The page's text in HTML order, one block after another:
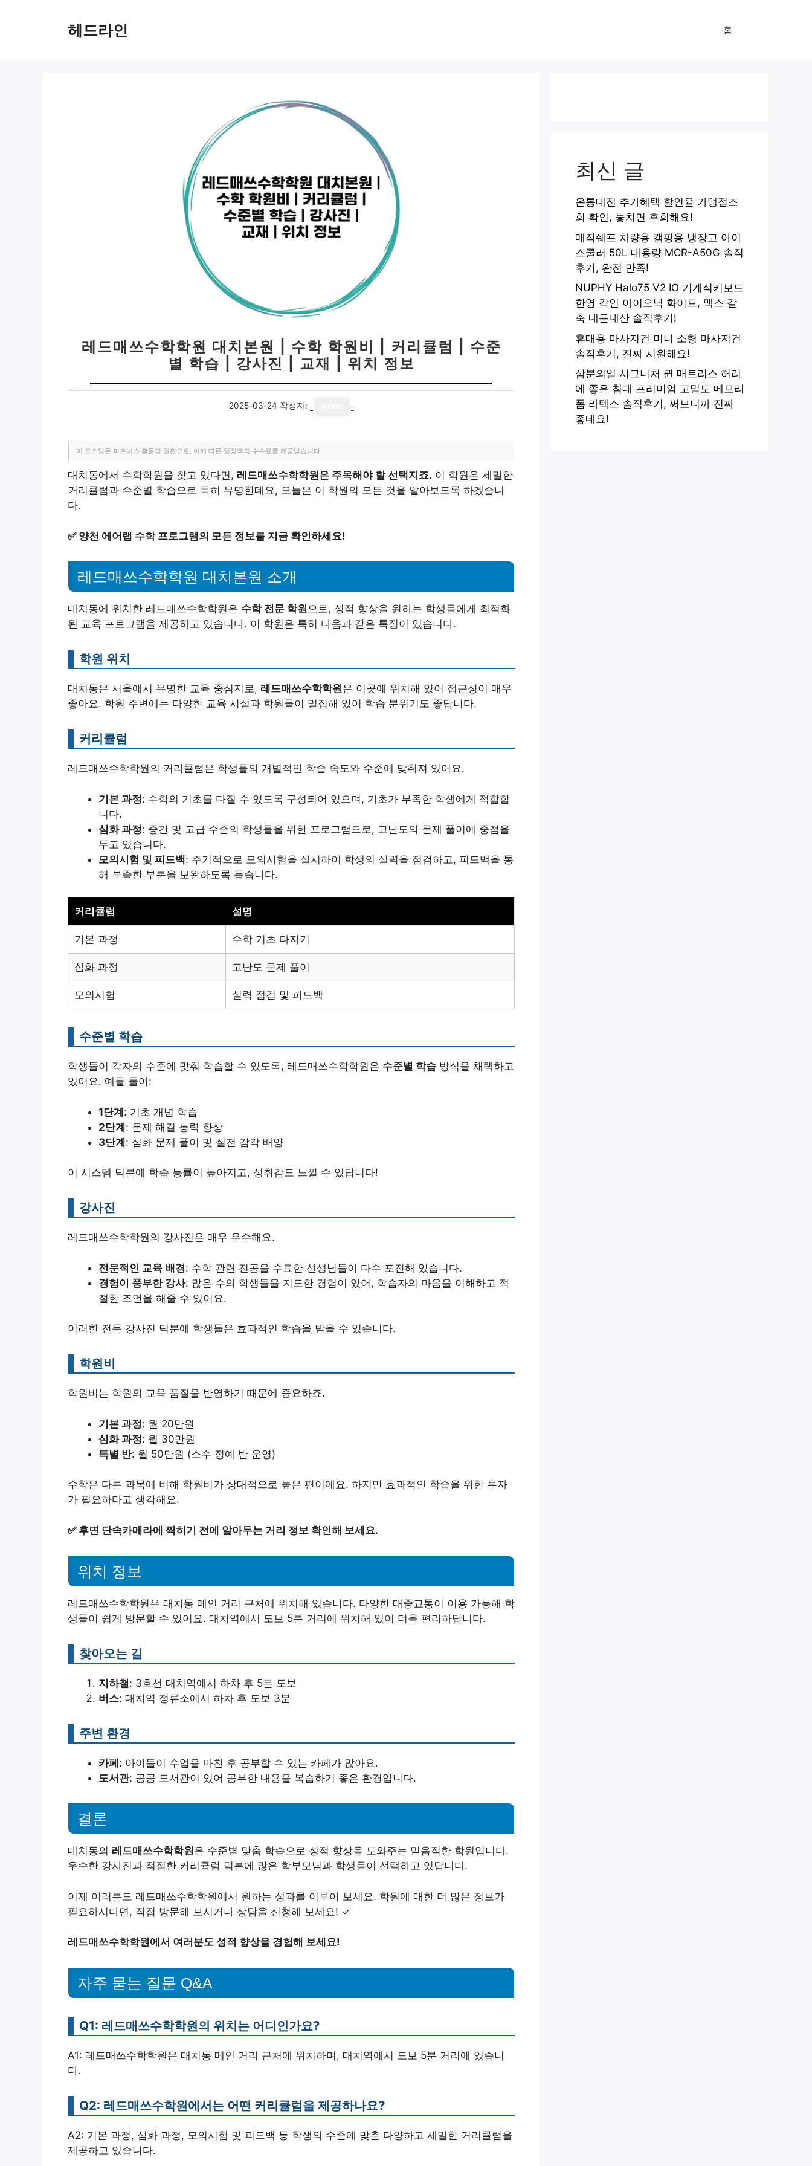
헤드라인 홈
레드매쓰수학학원 대치본원 | 수학 학원비 | 커리큘럼 | 수준
별 학습 | 강사진 | 교재 | 위치 정보
2025-03-24 작성자:
이 포스팅은 파트너스 활동의 일환으로, 이에 따른 일정액의 수수료를 제공받습니다.
대치동에서 수학학원을 찾고 있다면, 레드매쓰수학학원은 주목해야 할 선택지죠. 이 학원은 세밀한
커리큘럼과 수준별 학습으로 특히 유명한데요, 오늘은 이 학원의 모든 것을 알아보도록 하겠습니
다.
✅ 양천 에어랩 수학 프로그램의 모든 정보를 지금 확인하세요!
레드매쓰수학학원 대치본원 소개
대치동에 위치한 레드매쓰수학학원은 수학 전문 학원으로, 성적 향상을 원하는 학생들에게 최적화
된 교육 프로그램을 제공하고 있습니다. 이 학원은 특히 다음과 같은 특징이 있습니다.
학원 위치
대치동은 서울에서 유명한 교육 중심지로, 레드매쓰수학학원은 이곳에 위치해 있어 접근성이 매우
좋아요. 학원 주변에는 다양한 교육 시설과 학원들이 밀집해 있어 학습 분위기도 좋답니다.
커리큘럼
레드매쓰수학학원의 커리큘럼은 학생들의 개별적인 학습 속도와 수준에 맞춰져 있어요.
기본 과정: 수학의 기초를 다질 수 있도록 구성되어 있으며, 기초가 부족한 학생에게 적합합
니다.
심화 과정: 중간 및 고급 수준의 학생들을 위한 프로그램으로, 고난도의 문제 풀이에 중점을
두고 있습니다.
모의시험 및 피드백: 주기적으로 모의시험을 실시하여 학생의 실력을 점검하고, 피드백을 통
해 부족한 부분을 보완하도록 돕습니다.
커리큘럼 설명
기본 과정 수학 기초 다지기
심화 과정 고난도 문제 풀이
모의시험 실력 점검 및 피드백
수준별 학습
학생들이 각자의 수준에 맞춰 학습할 수 있도록, 레드매쓰수학학원은 수준별 학습 방식을 채택하고
있어요. 예를 들어:
1단계: 기초 개념 학습
2단계: 문제 해결 능력 향상
3단계: 심화 문제 풀이 및 실전 감각 배양
이 시스템 덕분에 학습 능률이 높아지고, 성취감도 느낄 수 있답니다!
강사진
레드매쓰수학학원의 강사진은 매우 우수해요.
전문적인 교육 배경: 수학 관련 전공을 수료한 선생님들이 다수 포진해 있습니다.
경험이 풍부한 강사: 많은 수의 학생들을 지도한 경험이 있어, 학습자의 마음을 이해하고 적
절한 조언을 해줄 수 있어요.
이러한 전문 강사진 덕분에 학생들은 효과적인 학습을 받을 수 있습니다.
학원비
학원비는 학원의 교육 품질을 반영하기 때문에 중요하죠.
기본 과정: 월 20만원
심화 과정: 월 30만원
특별 반: 월 50만원 (소수 정예 반 운영)
수학은 다른 과목에 비해 학원비가 상대적으로 높은 편이에요. 하지만 효과적인 학습을 위한 투자
가 필요하다고 생각해요.
✅ 후면 단속카메라에 찍히기 전에 알아두는 거리 정보 확인해 보세요.
위치 정보
레드매쓰수학학원은 대치동 메인 거리 근처에 위치해 있습니다. 다양한 대중교통이 이용 가능해 학
생들이 쉽게 방문할 수 있어요. 대치역에서 도보 5분 거리에 위치해 있어 더욱 편리하답니다.
찾아오는 길
지하철: 3호선 대치역에서 하차 후 5분 도보
버스: 대치역 정류소에서 하차 후 도보 3분
주변 환경
카페: 아이들이 수업을 마친 후 공부할 수 있는 카페가 많아요.
도서관: 공공 도서관이 있어 공부한 내용을 복습하기 좋은 환경입니다.
결론
대치동의 레드매쓰수학학원은 수준별 맞춤 학습으로 성적 향상을 도와주는 믿음직한 학원입니다.
우수한 강사진과 적절한 커리큘럼 덕분에 많은 학부모님과 학생들이 선택하고 있답니다.
이제 여러분도 레드매쓰수학학원에서 원하는 성과를 이루어 보세요. 학원에 대한 더 많은 정보가
필요하시다면, 직접 방문해 보시거나 상담을 신청해 보세요! ✓
레드매쓰수학학원에서 여러분도 성적 향상을 경험해 보세요!
자주 묻는 질문 Q&A
Q1: 레드매쓰수학학원의 위치는 어디인가요?
A1: 레드매쓰수학학원은 대치동 메인 거리 근처에 위치하며, 대치역에서 도보 5분 거리에 있습니
다.
Q2: 레드매쓰수학원에서는 어떤 커리큘럼을 제공하나요?
A2: 기본 과정, 심화 과정, 모의시험 및 피드백 등 학생의 수준에 맞춘 다양하고 세밀한 커리큘럼을
제공하고 있습니다.
최신 글
온통대전 추가혜택 할인율 가맹점조
회 확인, 놓치면 후회해요!
매직쉐프 차량용 캠핑용 냉장고 아이
스쿨러 50L 대용량 MCR-A50G 솔직
후기, 완전 만족!
NUPHY Halo75 V2 IO 기계식키보드
한영 각인 아이오닉 화이트, 맥스 갈
축 내돈내산 솔직후기!
휴대용 마사지건 미니 소형 마사지건
솔직후기, 진짜 시원해요!
삼분의일 시그니처 퀸 매트리스 허리
에 좋은 침대 프리미엄 고밀도 메모리
폼 라텍스 솔직후기, 써보니까 진짜
좋네요!